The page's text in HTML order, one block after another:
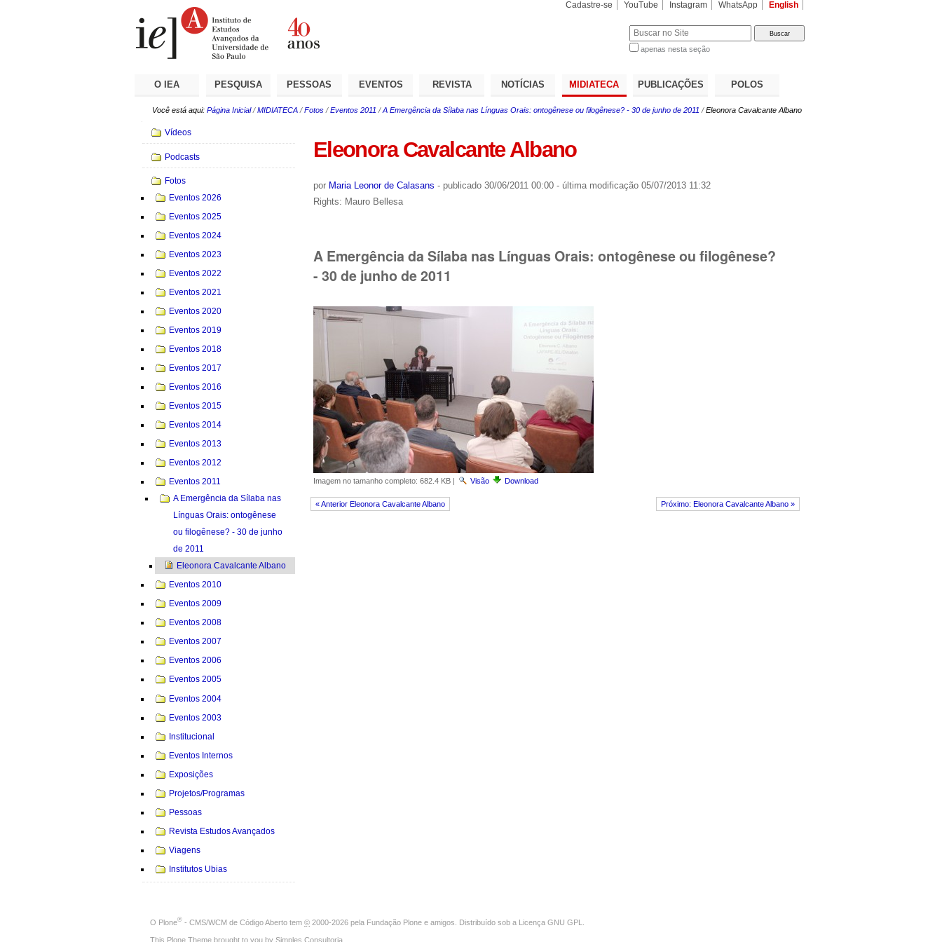
Cadastre-se YouTube Instagram WhatsApp English
apenas nesta seção
O IEA PESQUISA PESSOAS EVENTOS REVISTA NOTÍCIAS MIDIATECA PUBLICAÇÕES POLOS
Você está aqui: Página Inicial /MIDIATECA /Fotos /Eventos 2011 /A Emergência da Sílaba nas Línguas Orais: ontogênese ou filogênese? - 30 de junho de 2011 /Eleonora Cavalcante Albano
Eleonora Cavalcante Albano
por Maria Leonor de Calasans - publicado30/06/2011 00:00 - última modificação05/07/2013 11:32
Rights: Mauro Bellesa
A Emergência da Sílaba nas Línguas Orais: ontogênese ou filogênese?
- 30 de junho de 2011
Imagem no tamanho completo: 682.4 KB| Visão Download
« Anterior Eleonora Cavalcante Albano Próximo: Eleonora Cavalcante Albano »
Navegação
Vídeos
Podcasts
Fotos
Eventos 2026
Eventos 2025
Eventos 2024
Eventos 2023
Eventos 2022
Eventos 2021
Eventos 2020
Eventos 2019
Eventos 2018
Eventos 2017
Eventos 2016
Eventos 2015
Eventos 2014
Eventos 2013
Eventos 2012
Eventos 2011
A Emergência da Sílaba nas
Línguas Orais: ontogênese
ou filogênese? - 30 de junho
de 2011
Eleonora Cavalcante Albano
Eventos 2010
Eventos 2009
Eventos 2008
Eventos 2007
Eventos 2006
Eventos 2005
Eventos 2004
Eventos 2003
Institucional
Eventos Internos
Exposições
Projetos/Programas
Pessoas
Revista Estudos Avançados
Viagens
Institutos Ubias
O Plone® - CMS/WCM de Código Aberto tem © 2000-2026 pela Fundação Plone e amigos. Distribuído sob a Licença GNU GPL
This Plone Theme brought to you by Simples Consultoria